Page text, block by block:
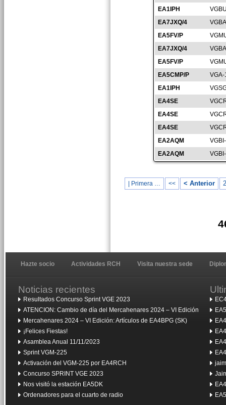
EA1IPH
EA7JXQ/4
EA5FV/P
EA7JXQ/4
EA5FV/P
EA5CMP/P
EA1IPH
EA4SE
EA4SE
EA4SE
EA2AQM
EA2AQM
| Primera … << < Anterior
Hazte socio Actividades RCH Visita nuestra sede
Noticias recientes
Resultados Concurso Sprint VGE 2023
ATENCION: Cambio de día del Mercahenares 2024 – VI Edición
Mercahenares 2024 – VI Edición: Artículos de EA4BPG (SK)
¡Felices Fiestas!
Asamblea Anual 11/11/2023
Sprint VGM-225
Activación del VGM-225 por EA4RCH
Concurso SPRINT VGE 2023
Nos visitó la estación EA5DK
Ordenadores para el cuarto de radio